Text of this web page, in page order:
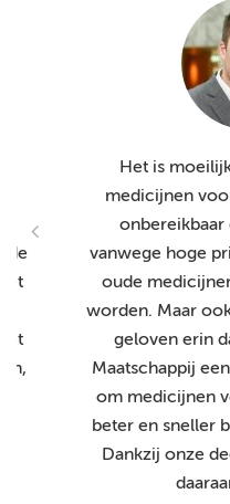
de
Het is
medicijnen
vanwege hoge
oude
worden. Maar
geloven erin
Maatschappij
om medicijnen
beter en sneller
Dankzij onze